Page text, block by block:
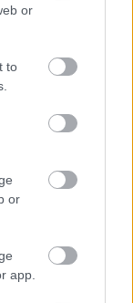
or
to
or
app.
άνθρωποι
Όταν ο
ταξίδια: Οι 5
σε εφιάλτη